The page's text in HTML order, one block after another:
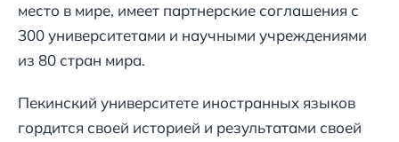
место в мире, имеет партнерские соглашения с
300 университетами и научными учреждениями
из 80 стран мира.
Пекинский университете иностранных языков
гордится своей историей и результатами своей